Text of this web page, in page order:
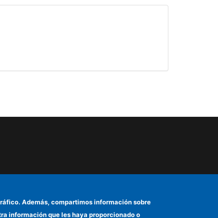
Además, compartimos información sobre
información que les haya proporcionado o